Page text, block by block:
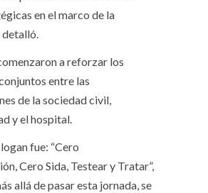
en el marco de la
detalló.
a reforzar los
entre las
de la sociedad civil,
y el hospital.
fue: “Cero
Cero Sida, Testear y Tratar”,
allá de pasar esta jornada, se